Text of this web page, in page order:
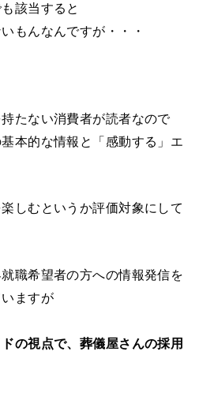
該当すると
もんなんですが・・・
たない消費者が読者なので
本的な情報と「感動する」エ
しむというか評価対象にして
職希望者の方への情報発信を
ますが
の視点で、葬儀屋さんの採用